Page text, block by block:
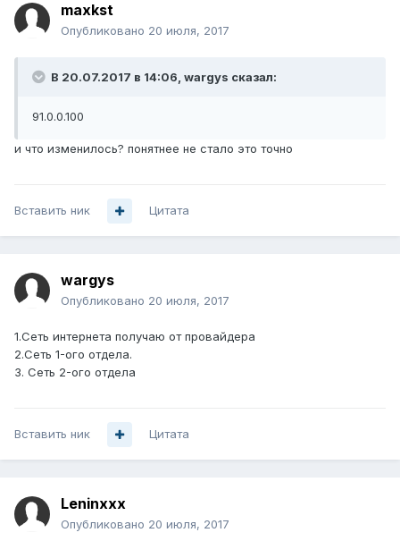
maxkst
Опубликовано 20 июля, 2017
В 20.07.2017 в 14:06, wargys сказал:
91.0.0.100
и что изменилось? понятнее не стало это точно
Вставить ник Цитата
wargys
Опубликовано 20 июля, 2017
1.Сеть интернета получаю от провайдера
2.Сеть 1-ого отдела.
3. Сеть 2-ого отдела
Вставить ник Цитата
Leninxxx
Опубликовано 20 июля, 2017